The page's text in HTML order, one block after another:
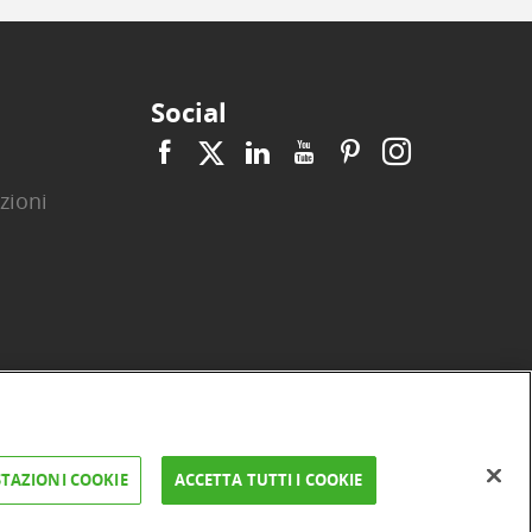
Social
| | | | |
FAQ e Sicurezza
COOKIE ACCETTA TUTTI I COOKIE